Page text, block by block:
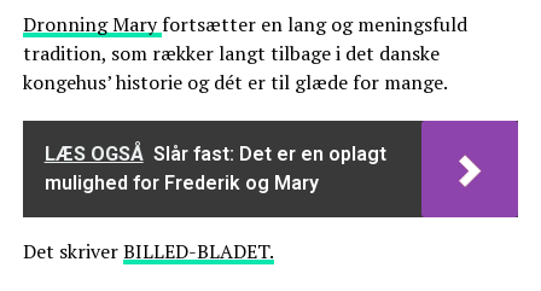
Dronning Maryfortsætter en lang og meningsfuld
tradition, som rækker langt tilbage i det danske
kongehus’ historie og dét er til glæde for mange.
LÆS OGSÅ Slår fast: Det er en oplagt
mulighed for Frederik og Mary
Det skriverBILLED-BLADET.